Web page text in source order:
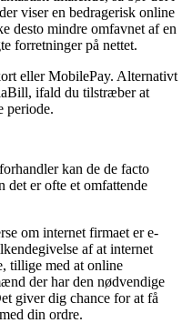
viser en bedragerisk online
desto mindre omfavnet af en
forretninger på nettet.
eller MobilePay. Alternativt
ifald du tilstræber at
periode.
kan de de facto
det er ofte et omfattende
om internet firmaet er e-
af at internet
tillige med at online
der har den nødvendige
giver dig chance for at få
din ordre.